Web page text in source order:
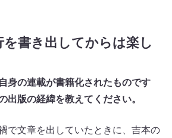
を書き出してからは楽し
の連載が書籍化されたものです
出版の経緯を教えてください。
で文章を出していたときに、吉本の